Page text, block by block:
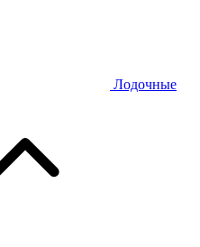
Лодочные